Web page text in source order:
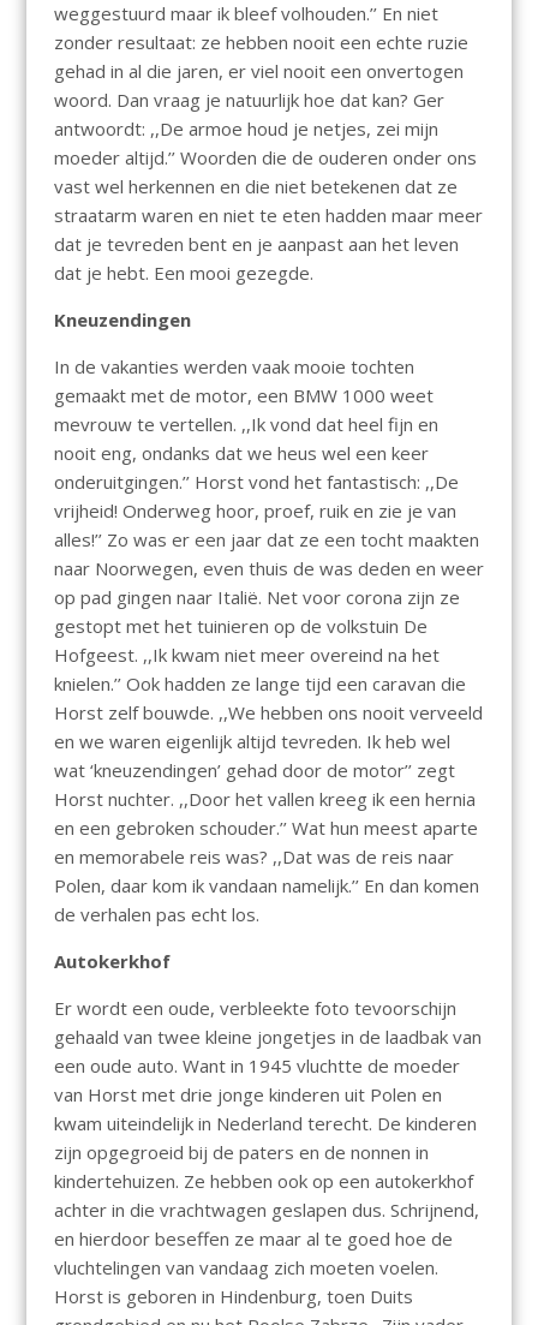
weggestuurd maar ik bleef volhouden.’’ En niet
zonder resultaat: ze hebben nooit een echte ruzie
gehad in al die jaren, er viel nooit een onvertogen
woord. Dan vraag je natuurlijk hoe dat kan? Ger
antwoordt: ,,De armoe houd je netjes, zei mijn
moeder altijd.’’ Woorden die de ouderen onder ons
vast wel herkennen en die niet betekenen dat ze
straatarm waren en niet te eten hadden maar meer
dat je tevreden bent en je aanpast aan het leven
dat je hebt. Een mooi gezegde.
Kneuzendingen
In de vakanties werden vaak mooie tochten
gemaakt met de motor, een BMW 1000 weet
mevrouw te vertellen. ,,Ik vond dat heel fijn en
nooit eng, ondanks dat we heus wel een keer
onderuitgingen.’’ Horst vond het fantastisch: ,,De
vrijheid! Onderweg hoor, proef, ruik en zie je van
alles!’’ Zo was er een jaar dat ze een tocht maakten
naar Noorwegen, even thuis de was deden en weer
op pad gingen naar Italië. Net voor corona zijn ze
gestopt met het tuinieren op de volkstuin De
Hofgeest. ,,Ik kwam niet meer overeind na het
knielen.’’ Ook hadden ze lange tijd een caravan die
Horst zelf bouwde. ,,We hebben ons nooit verveeld
en we waren eigenlijk altijd tevreden. Ik heb wel
wat ‘kneuzendingen’ gehad door de motor’’ zegt
Horst nuchter. ,,Door het vallen kreeg ik een hernia
en een gebroken schouder.’’ Wat hun meest aparte
en memorabele reis was? ,,Dat was de reis naar
Polen, daar kom ik vandaan namelijk.’’ En dan komen
de verhalen pas echt los.
Autokerkhof
Er wordt een oude, verbleekte foto tevoorschijn
gehaald van twee kleine jongetjes in de laadbak van
een oude auto. Want in 1945 vluchtte de moeder
van Horst met drie jonge kinderen uit Polen en
kwam uiteindelijk in Nederland terecht. De kinderen
zijn opgegroeid bij de paters en de nonnen in
kindertehuizen. Ze hebben ook op een autokerkhof
achter in die vrachtwagen geslapen dus. Schrijnend,
en hierdoor beseffen ze maar al te goed hoe de
vluchtelingen van vandaag zich moeten voelen.
Horst is geboren in Hindenburg, toen Duits